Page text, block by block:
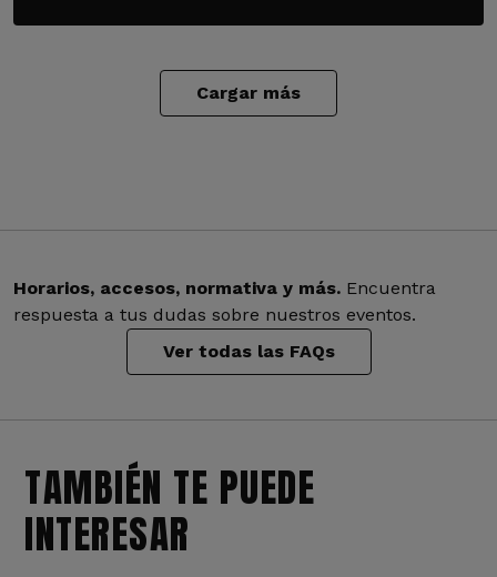
Cargar más
Horarios, accesos, normativa y más. Encuentra
respuesta a tus dudas sobre nuestros eventos.
Ver todas las FAQs
TAMBIÉN TE PUEDE
INTERESAR